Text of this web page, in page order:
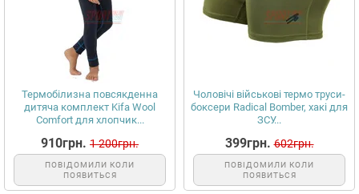
Термобілизна повсякденна
дитяча комплект Kifa Wool
Comfort для хлопчик...
910грн. 1 200грн.
ПОВІДОМИЛИ КОЛИ
ПОЯВИТЬСЯ
Чоловічі військові термо труси-
боксери Radical Bomber, хакі для
ЗСУ...
399грн. 602грн.
ПОВІДОМИЛИ КОЛИ
ПОЯВИТЬСЯ